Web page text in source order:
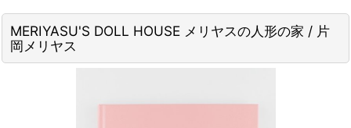
MERIYASU'S DOLL HOUSE メリヤスの人形の家 / 片
岡メリヤス